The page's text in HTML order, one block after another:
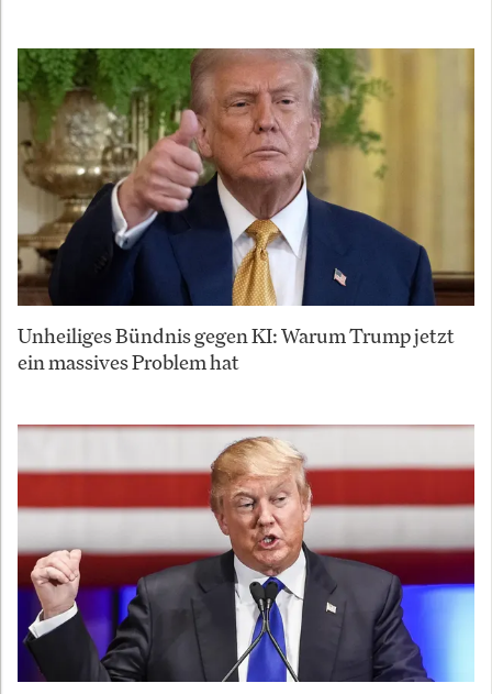
Unheiliges Bündnis gegen KI: Warum Trump jetzt
ein massives Problem hat